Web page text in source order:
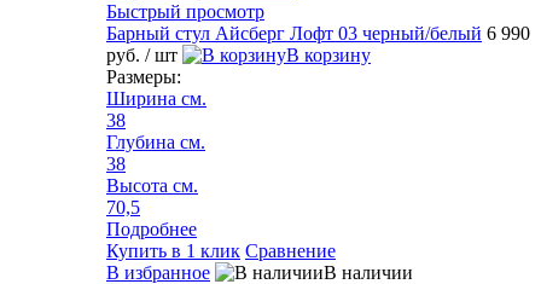
Быстрый просмотр
Барный стул Айсберг Лофт 03 черный/белый 6 990
руб. / шт
В корзину
Размеры:
Ширина см.
38
Глубина см.
38
Высота см.
70,5
Подробнее
Купить в 1 клик Сравнение
В избранное
В наличии